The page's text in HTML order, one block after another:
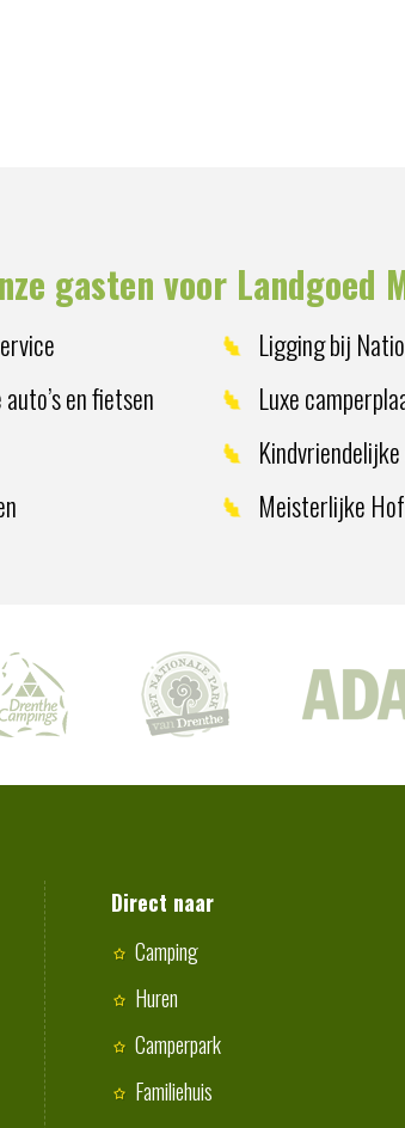
gasten voor Landgoed
en fietsen
Ligging bij
Luxe
Meisterlijke
Direct naar
Camping
Huren
Camperpark
Familiehuis